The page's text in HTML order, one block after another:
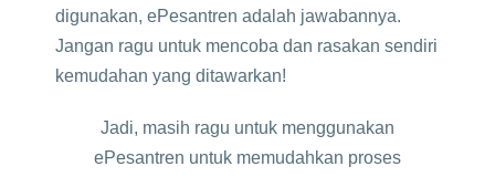
digunakan, ePesantren adalah jawabannya.
Jangan ragu untuk mencoba dan rasakan sendiri
kemudahan yang ditawarkan!
Jadi, masih ragu untuk menggunakan
ePesantren untuk memudahkan proses